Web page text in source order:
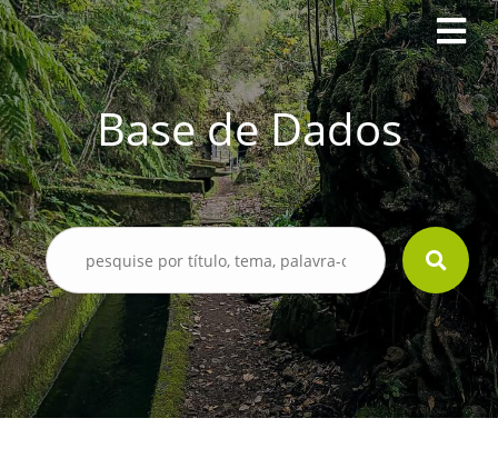
Base de Dados